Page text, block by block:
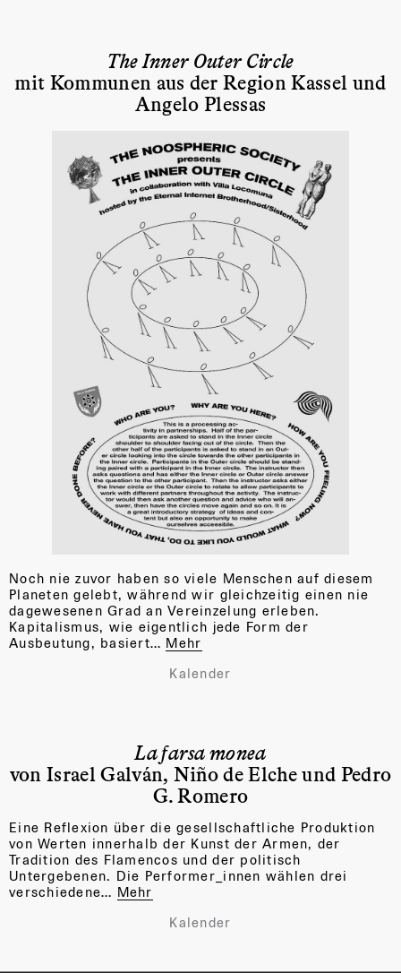
The Inner Outer Circle
mit Kommunen aus der Region Kassel und
Angelo Plessas
Noch nie zuvor haben so viele Menschen auf diesem
Planeten gelebt, während wir gleichzeitig einen nie
dagewesenen Grad an Vereinzelung erleben.
Kapitalismus, wie eigentlich jede Form der
Ausbeutung, basiert… Mehr
Kalender
La farsa monea
von Israel Galván, Niño de Elche und Pedro
G. Romero
Eine Reflexion über die gesellschaftliche Produktion
von Werten innerhalb der Kunst der Armen, der
Tradition des Flamencos und der politisch
Untergebenen. Die Performer_innen wählen drei
verschiedene… Mehr
Kalender